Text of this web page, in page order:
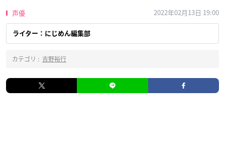
声優 2022年02月13日 19:00
ライター：にじめん編集部
カテゴリ : 吉野裕行